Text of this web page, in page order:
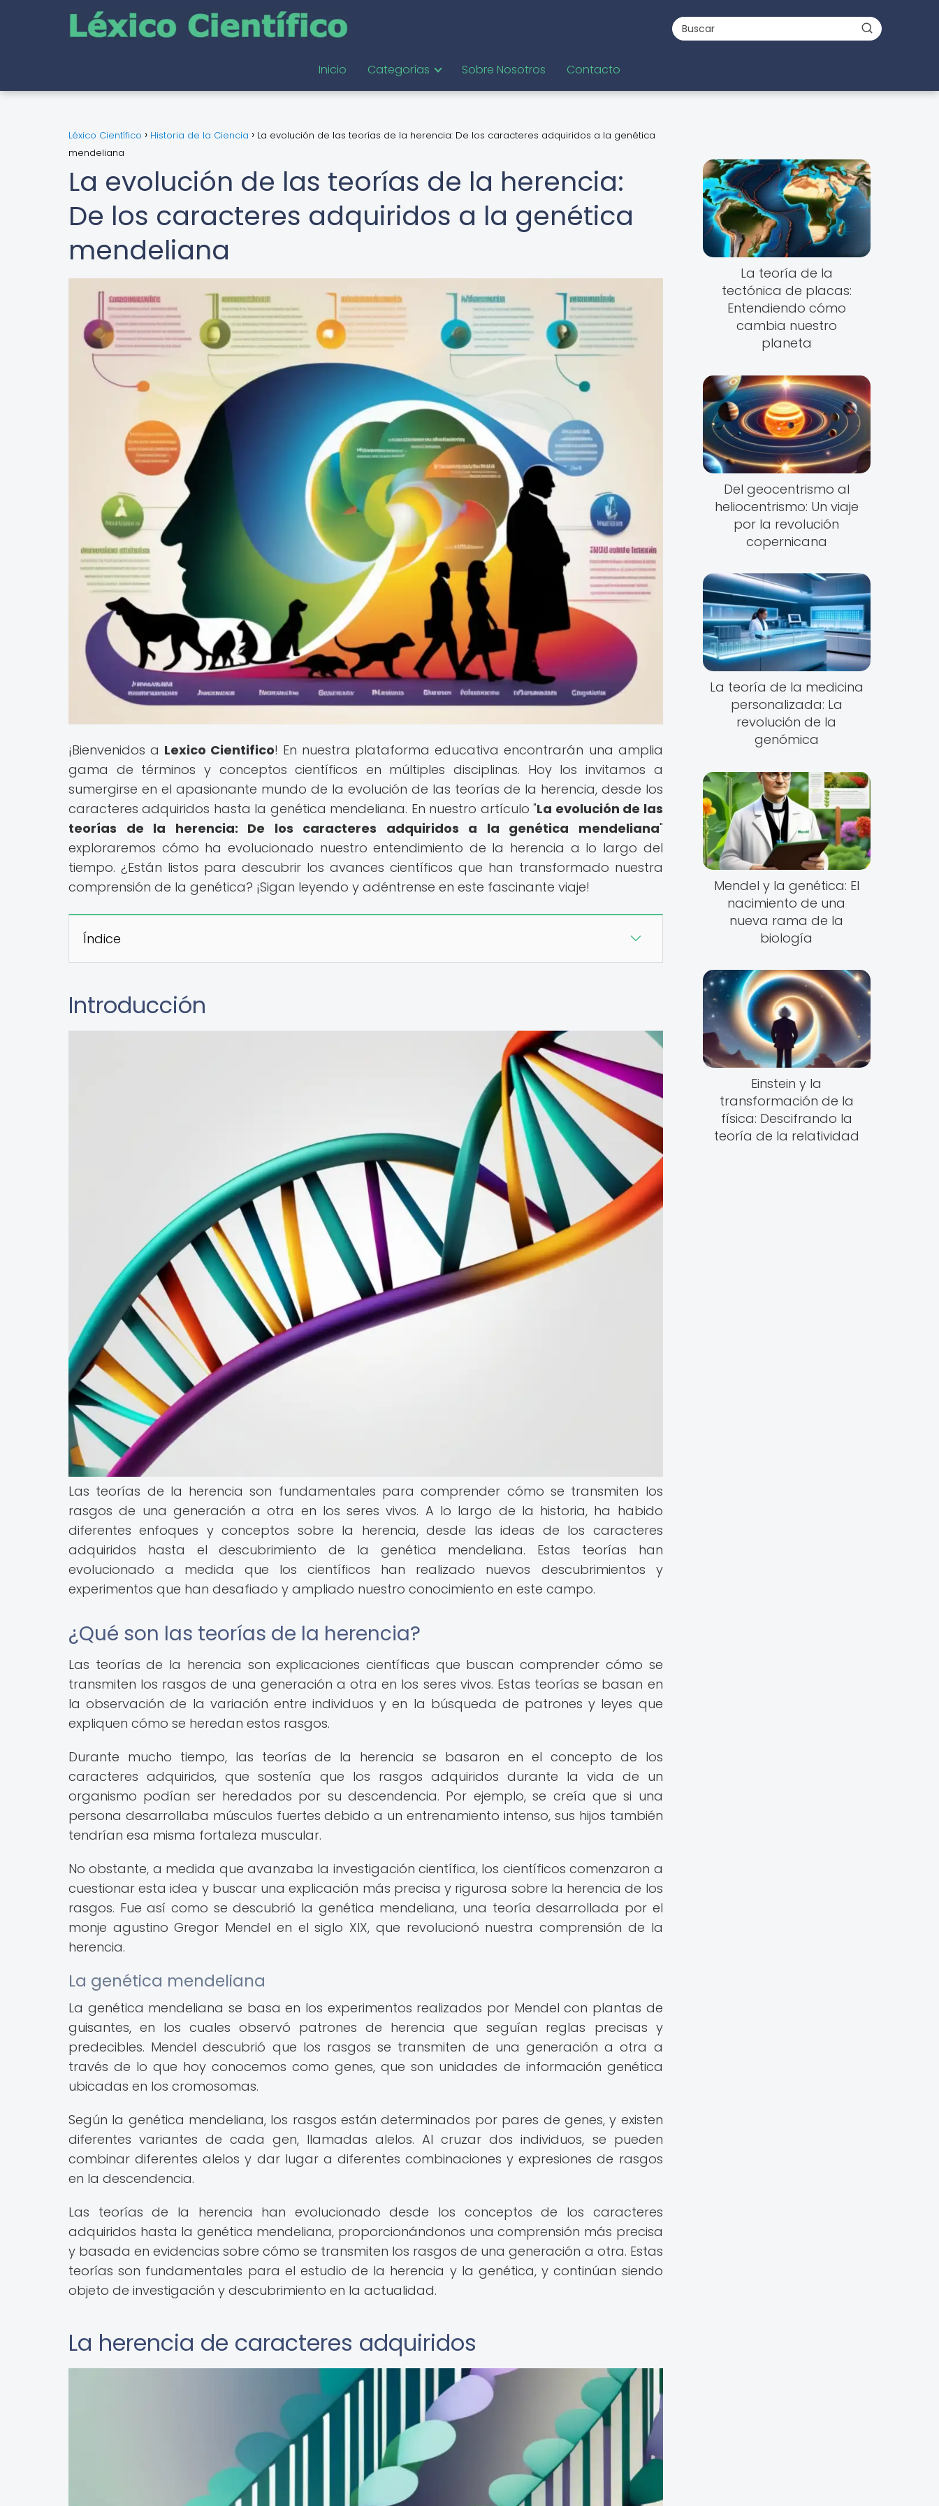
Inicio Categorías Sobre Nosotros Contacto
Léxico Científico Historia de la Ciencia
La evolución de las teorías de la herencia: De los caracteres adquiridos a la genética
mendeliana
La evolución de las teorías de la herencia:
De los caracteres adquiridos a la genética
mendeliana
¡Bienvenidos a Lexico Cientifico! En nuestra plataforma educativa encontrarán una amplia
gama de términos y conceptos científicos en múltiples disciplinas. Hoy los invitamos a
sumergirse en el apasionante mundo de la evolución de las teorías de la herencia, desde los
caracteres adquiridos hasta la genética mendeliana. En nuestro artículo "La evolución de las
teorías de la herencia: De los caracteres adquiridos a la genética mendeliana"
exploraremos cómo ha evolucionado nuestro entendimiento de la herencia a lo largo del
tiempo. ¿Están listos para descubrir los avances científicos que han transformado nuestra
comprensión de la genética? ¡Sigan leyendo y adéntrense en este fascinante viaje!
Índice
Introducción
Las teorías de la herencia son fundamentales para comprender cómo se transmiten los
rasgos de una generación a otra en los seres vivos. A lo largo de la historia, ha habido
diferentes enfoques y conceptos sobre la herencia, desde las ideas de los caracteres
adquiridos hasta el descubrimiento de la genética mendeliana. Estas teorías han
evolucionado a medida que los científicos han realizado nuevos descubrimientos y
experimentos que han desafiado y ampliado nuestro conocimiento en este campo.
¿Qué son las teorías de la herencia?
Las teorías de la herencia son explicaciones científicas que buscan comprender cómo se
transmiten los rasgos de una generación a otra en los seres vivos. Estas teorías se basan en
la observación de la variación entre individuos y en la búsqueda de patrones y leyes que
expliquen cómo se heredan estos rasgos.
Durante mucho tiempo, las teorías de la herencia se basaron en el concepto de los
caracteres adquiridos, que sostenía que los rasgos adquiridos durante la vida de un
organismo podían ser heredados por su descendencia. Por ejemplo, se creía que si una
persona desarrollaba músculos fuertes debido a un entrenamiento intenso, sus hijos también
tendrían esa misma fortaleza muscular.
No obstante, a medida que avanzaba la investigación científica, los científicos comenzaron a
cuestionar esta idea y buscar una explicación más precisa y rigurosa sobre la herencia de los
rasgos. Fue así como se descubrió la genética mendeliana, una teoría desarrollada por el
monje agustino Gregor Mendel en el siglo XIX, que revolucionó nuestra comprensión de la
herencia.
La genética mendeliana
La genética mendeliana se basa en los experimentos realizados por Mendel con plantas de
guisantes, en los cuales observó patrones de herencia que seguían reglas precisas y
predecibles. Mendel descubrió que los rasgos se transmiten de una generación a otra a
través de lo que hoy conocemos como genes, que son unidades de información genética
ubicadas en los cromosomas.
Según la genética mendeliana, los rasgos están determinados por pares de genes, y existen
diferentes variantes de cada gen, llamadas alelos. Al cruzar dos individuos, se pueden
combinar diferentes alelos y dar lugar a diferentes combinaciones y expresiones de rasgos
en la descendencia.
Las teorías de la herencia han evolucionado desde los conceptos de los caracteres
adquiridos hasta la genética mendeliana, proporcionándonos una comprensión más precisa
y basada en evidencias sobre cómo se transmiten los rasgos de una generación a otra. Estas
teorías son fundamentales para el estudio de la herencia y la genética, y continúan siendo
objeto de investigación y descubrimiento en la actualidad.
La herencia de caracteres adquiridos
La teoría de la
tectónica de placas:
Entendiendo cómo
cambia nuestro
planeta
Del geocentrismo al
heliocentrismo: Un viaje
por la revolución
copernicana
La teoría de la medicina
personalizada: La
revolución de la
genómica
Mendel y la genética: El
nacimiento de una
nueva rama de la
biología
Einstein y la
transformación de la
física: Descifrando la
teoría de la relatividad